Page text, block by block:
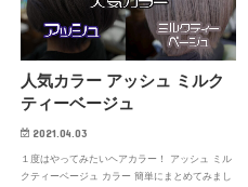
人気カラー アッシュ ミルク
ティーベージュ
2021.04.03
１度はやってみたいヘアカラー！ アッシュ ミル
クティーベージュ カラー 簡単にまとめてみまし